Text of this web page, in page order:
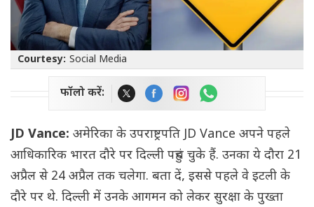
Courtesy: Social Media
फॉलो करें:
JD Vance: अमेरिका के उपराष्ट्रपति JD Vance अपने पहले
आधिकारिक भारत दौरे पर दिल्ली पहुंच चुके हैं. उनका ये दौरा 21
अप्रैल से 24 अप्रैल तक चलेगा. बता दें, इससे पहले वे इटली के
दौरे पर थे. दिल्ली में उनके आगमन को लेकर सुरक्षा के पुख्ता